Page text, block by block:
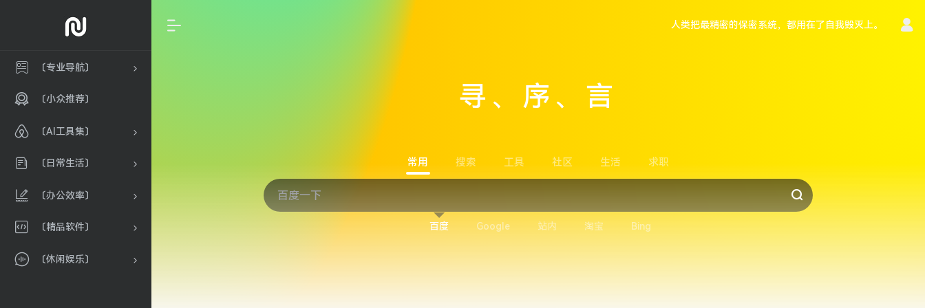
〔专业导航〕
〔小众推荐〕
〔AI工具集〕
〔日常生活〕
〔办公效率〕
〔精品软件〕
〔休闲娱乐〕
人类把最精密的保密系统，都用在了自我毁灭上。
寻、序、言
常用 搜索 工具 社区 生活 求职
百度 Google 站内 淘宝 Bing